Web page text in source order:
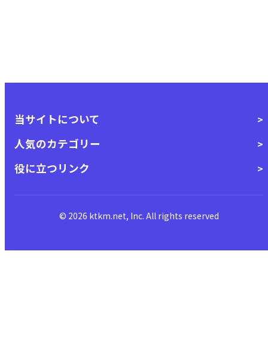
当サイトについて
人気のカテゴリー
役に立つリンク
© 2026 ktkm.net, Inc. All rights reserved